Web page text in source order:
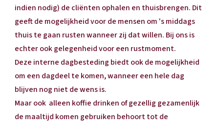
indien nodig) de cliënten ophalen en thuisbrengen. Dit
geeft de mogelijkheid voor de mensen om 's middags
thuis te gaan rusten wanneer zij dat willen. Bij ons is
echter ook gelegenheid voor een rustmoment.
Deze interne dagbesteding biedt ook de mogelijkheid
om een dagdeel te komen, wanneer een hele dag
blijven nog niet de wens is.
Maar ook alleen koffie drinken of gezellig gezamenlijk
de maaltijd komen gebruiken behoort tot de